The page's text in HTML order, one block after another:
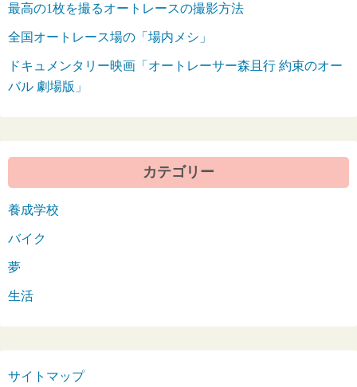
最高の1枚を撮るオートレースの撮影方法
全国オートレース場の「場内メシ」
ドキュメンタリー映画「オートレーサー森且行 約束のオー
バル 劇場版」
カテゴリー
養成学校
バイク
夢
生活
サイトマップ